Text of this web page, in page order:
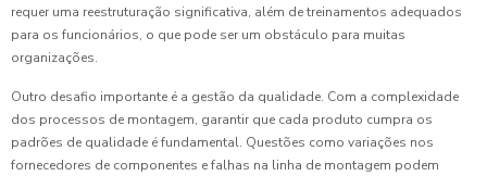
requer uma reestruturação significativa, além de treinamentos adequados
para os funcionários, o que pode ser um obstáculo para muitas
organizações.
Outro desafio importante é a gestão da qualidade. Com a complexidade
dos processos de montagem, garantir que cada produto cumpra os
padrões de qualidade é fundamental. Questões como variações nos
fornecedores de componentes e falhas na linha de montagem podem